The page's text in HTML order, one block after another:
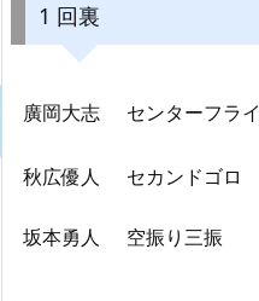
1 回裏
廣岡大志 センターフライ
秋広優人 セカンドゴロ
坂本勇人 空振り三振